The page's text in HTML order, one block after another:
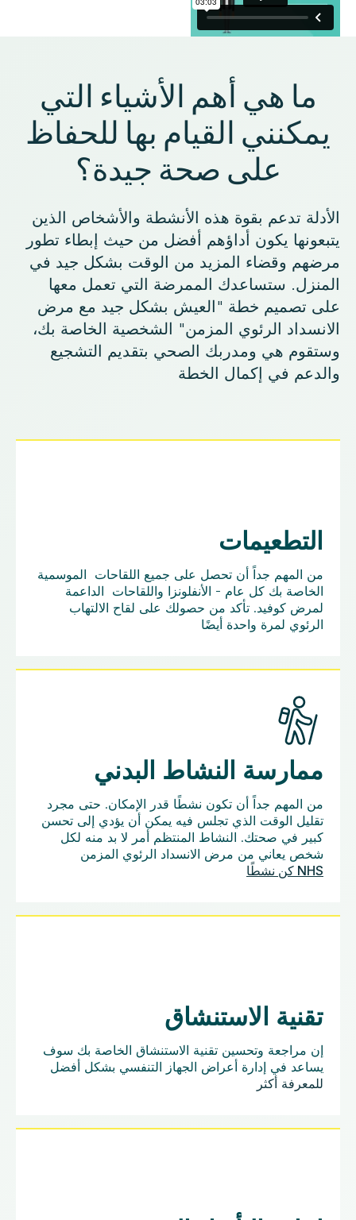
ما هي أهم الأشياء التي
يمكنني القيام بها للحفاظ
على صحة جيدة؟
الأدلة تدعم بقوة هذه الأنشطة والأشخاص الذين
يتبعونها يكون أداؤهم أفضل من حيث إبطاء تطور
مرضهم وقضاء المزيد من الوقت بشكل جيد في
المنزل. ستساعدك الممرضة التي تعمل معها
على تصميم خطة "العيش بشكل جيد مع مرض
الانسداد الرئوي المزمن" الشخصية الخاصة بك،
وستقوم هي ومدربك الصحي بتقديم التشجيع
والدعم في إكمال الخطة
التطعيمات
من المهم جداً أن تحصل على جميع اللقاحات الموسمية
الخاصة بك كل عام - الأنفلونزا واللقاحات الداعمة
لمرض كوفيد. تأكد من حصولك على لقاح الالتهاب
الرئوي لمرة واحدة أيضًا
ممارسة النشاط البدني
من المهم جداً أن تكون نشطًا قدر الإمكان. حتى مجرد
تقليل الوقت الذي تجلس فيه يمكن أن يؤدي إلى تحسن
كبير في صحتك. النشاط المنتظم أمر لا بد منه لكل
شخص يعاني من مرض الانسداد الرئوي المزمن
NHS كن نشطًا
تقنية الاستنشاق
إن مراجعة وتحسين تقنية الاستنشاق الخاصة بك سوف
يساعد في إدارة أعراض الجهاز التنفسي بشكل أفضل
للمعرفة أكثر